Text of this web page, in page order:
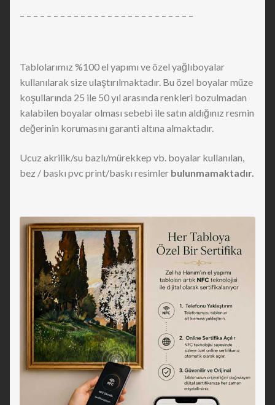
– – – – – – – – – – – – – – – – – – – – – – – – – –
Tablolarımız %100 el yapımı ve özel yağlıboyalar
kullanılarak size ulaştırılmaktadır. Bu özel boyalar müze
koşullarında 25 ile 50 yıl arasında renkleri bozulmadan
kalabilen boyalar olması sebebi ile satın aldığınız resmin
değerinin korumasını garanti altına almaktadır.
Ucuz akrilik/su bazlı/mürekkep vb. boyalar kullanılan,
bez / baskı pvc print/baskı resimler bulunmamaktadır.